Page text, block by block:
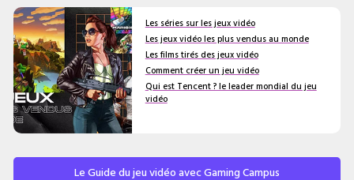
Les séries sur les jeux vidéo
Les jeux vidéo les plus vendus au monde
Les films tirés des jeux vidéo
Comment créer un jeu vidéo
Qui est Tencent ? le leader mondial du jeu
vidéo
Le Guide du jeu vidéo avec Gaming Campus